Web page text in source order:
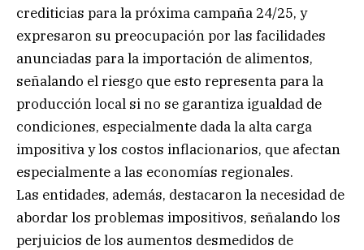
crediticias para la próxima campaña 24/25, y
expresaron su preocupación por las facilidades
anunciadas para la importación de alimentos,
señalando el riesgo que esto representa para la
producción local si no se garantiza igualdad de
condiciones, especialmente dada la alta carga
impositiva y los costos inflacionarios, que afectan
especialmente a las economías regionales.
Las entidades, además, destacaron la necesidad de
abordar los problemas impositivos, señalando los
perjuicios de los aumentos desmedidos de